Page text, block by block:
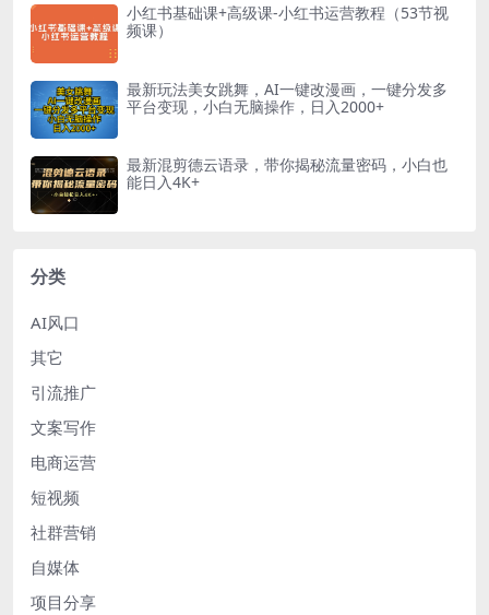
小红书基础课+高级课-小红书运营教程（53节视
频课）
最新玩法美女跳舞，AI一键改漫画，一键分发多
平台变现，小白无脑操作，日入2000+
最新混剪德云语录，带你揭秘流量密码，小白也
能日入4K+
分类
AI风口
其它
引流推广
文案写作
电商运营
短视频
社群营销
自媒体
项目分享